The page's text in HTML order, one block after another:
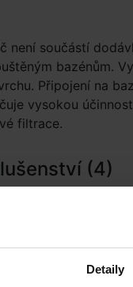
Detaily
není součástí
bazénům.
Připojení na
vysokou
filtrace.
(4)